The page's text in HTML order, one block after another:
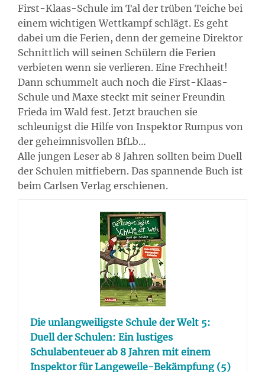
First-Klaas-Schule im Tal der trüben Teiche bei
einem wichtigen Wettkampf schlägt. Es geht
dabei um die Ferien, denn der gemeine Direktor
Schnittlich will seinen Schülern die Ferien
verbieten wenn sie verlieren. Eine Frechheit!
Dann schummelt auch noch die First-Klaas-
Schule und Maxe steckt mit seiner Freundin
Frieda im Wald fest. Jetzt brauchen sie
schleunigst die Hilfe von Inspektor Rumpus von
der geheimnisvollen BfLb…
Alle jungen Leser ab 8 Jahren sollten beim Duell
der Schulen mitfiebern. Das spannende Buch ist
beim Carlsen Verlag erschienen.
Die unlangweiligste Schule der Welt 5:
Duell der Schulen: Ein lustiges
Schulabenteuer ab 8 Jahren mit einem
Inspektor für Langeweile-Bekämpfung (5)